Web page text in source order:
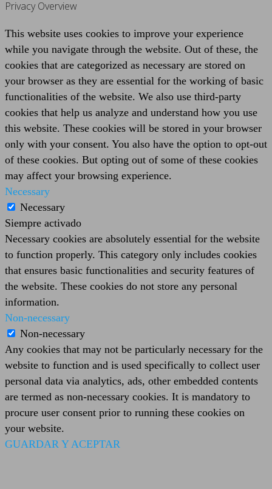
Privacy Overview
This website uses cookies to improve your experience
while you navigate through the website. Out of these, the
cookies that are categorized as necessary are stored on
your browser as they are essential for the working of basic
functionalities of the website. We also use third-party
cookies that help us analyze and understand how you use
this website. These cookies will be stored in your browser
only with your consent. You also have the option to opt-out
of these cookies. But opting out of some of these cookies
may affect your browsing experience.
Necessary
Necessary
Siempre activado
Necessary cookies are absolutely essential for the website
to function properly. This category only includes cookies
that ensures basic functionalities and security features of
the website. These cookies do not store any personal
information.
Non-necessary
Non-necessary
Any cookies that may not be particularly necessary for the
website to function and is used specifically to collect user
personal data via analytics, ads, other embedded contents
are termed as non-necessary cookies. It is mandatory to
procure user consent prior to running these cookies on
your website.
GUARDAR Y ACEPTAR